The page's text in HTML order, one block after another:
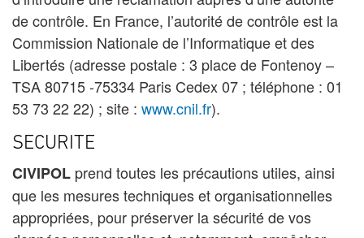
de contrôle. En France, l’autorité de contrôle est la
Commission Nationale de l’Informatique et des
Libertés (adresse postale : 3 place de Fontenoy –
TSA 80715 -75334 Paris Cedex 07 ; téléphone : 01
53 73 22 22) ; site : www.cnil.fr).
SECURITE
CIVIPOL prend toutes les précautions utiles, ainsi
que les mesures techniques et organisationnelles
appropriées, pour préserver la sécurité de vos